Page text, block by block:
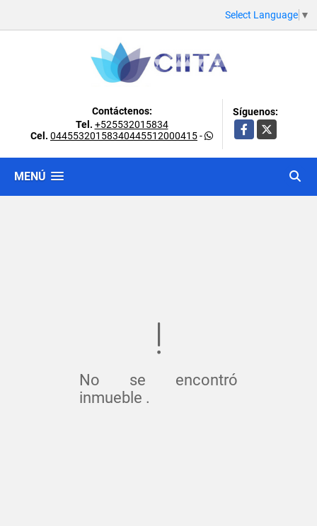
Select Language ▼
Contáctenos:
Tel. +525532015834
Cel. 04455320158340445512000415-
Síguenos:
Facebook
X
MENÚ
No se encontró
inmueble .